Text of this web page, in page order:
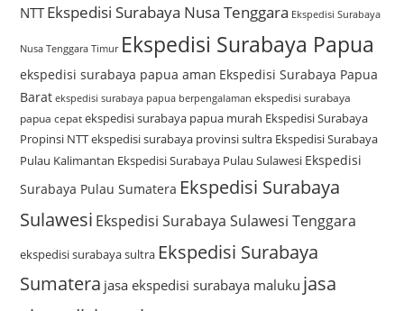
NTTEkspedisi Surabaya Nusa Tenggara Ekspedisi Surabaya
Nusa Tenggara Timur Ekspedisi Surabaya Papua
ekspedisi surabaya papua aman Ekspedisi Surabaya Papua
Barat ekspedisi surabaya papua berpengalaman ekspedisi surabaya
papua cepat ekspedisi surabaya papua murah Ekspedisi Surabaya
Propinsi NTTekspedisi surabaya provinsi sultra Ekspedisi Surabaya
Pulau Kalimantan Ekspedisi Surabaya Pulau Sulawesi Ekspedisi
Surabaya Pulau Sumatera Ekspedisi Surabaya
Sulawesi Ekspedisi Surabaya Sulawesi Tenggara
ekspedisi surabaya sultra Ekspedisi Surabaya
Sumatera jasa ekspedisi surabaya maluku jasa